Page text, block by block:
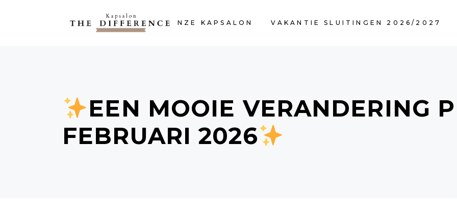
HOME ONZE KAPSALON VAKANTIE SLUITINGEN 2026/2027
EEN MOOIE VERANDERING
FEBRUARI 2026